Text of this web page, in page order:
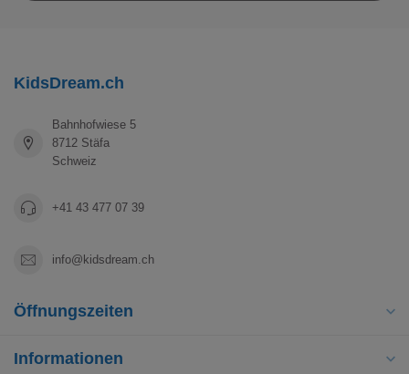
KidsDream.ch
Bahnhofwiese 5
8712 Stäfa
Schweiz
+41 43 477 07 39
info@kidsdream.ch
Öffnungszeiten
Informationen